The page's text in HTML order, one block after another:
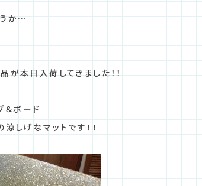
うか…
が本日入荷してきました！！
＆ボード
しげなマットです！！